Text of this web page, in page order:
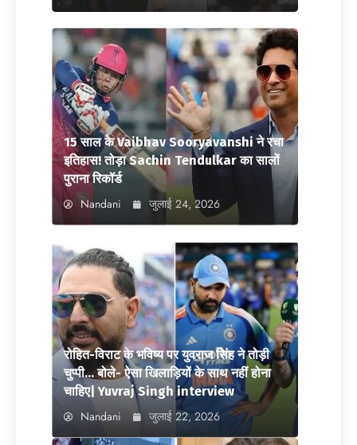
15 साल के Vaibhav Sooryavanshi ने रचा
इतिहास! तोड़ा Sachin Tendulkar का सालों
पुराना रिकॉर्ड
Nandani जुलाई 24, 2026
रोहित-विराट के भविष्य पर युवराज सिंह ने तोड़ी
चुप्पी… बोले- ऐसा खिलाड़ियों के साथ नहीं होना
चाहिए| Yuvraj Singh interview
Nandani जुलाई 22, 2026